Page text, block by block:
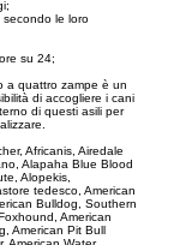
secondo le loro
su 24;
a quattro zampe è un
di accogliere i cani
di questi asili per
Africanis, Airedale
Alapaha Blue Blood
Alopekis,
tedesco, American
Bulldog, Southern
American
American Pit Bull